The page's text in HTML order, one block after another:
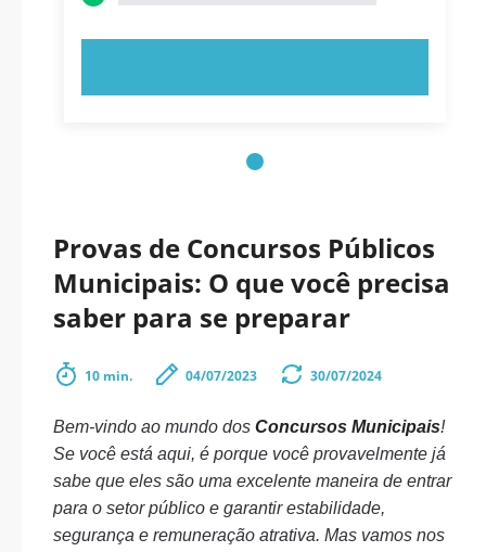
Provas de Concursos Públicos
Municipais: O que você precisa
saber para se preparar
10 min. 04/07/2023 30/07/2024
Bem-vindo ao mundo dos Concursos Municipais!
Se você está aqui, é porque você provavelmente já
sabe que eles são uma excelente maneira de entrar
para o setor público e garantir estabilidade,
segurança e remuneração atrativa. Mas vamos nos